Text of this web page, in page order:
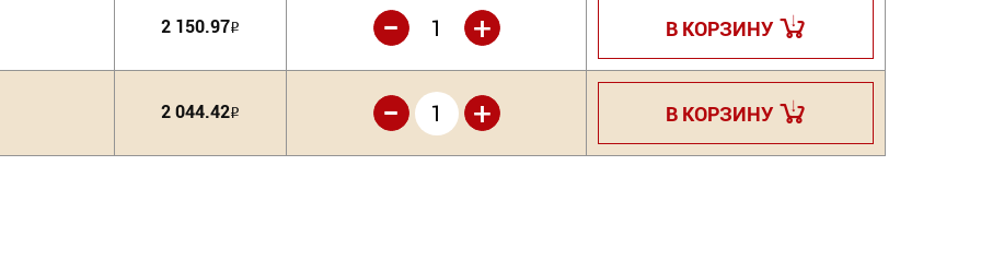
2 150.97Р +
- В КОРЗИНУ
2 044.42Р +
- В КОРЗИНУ